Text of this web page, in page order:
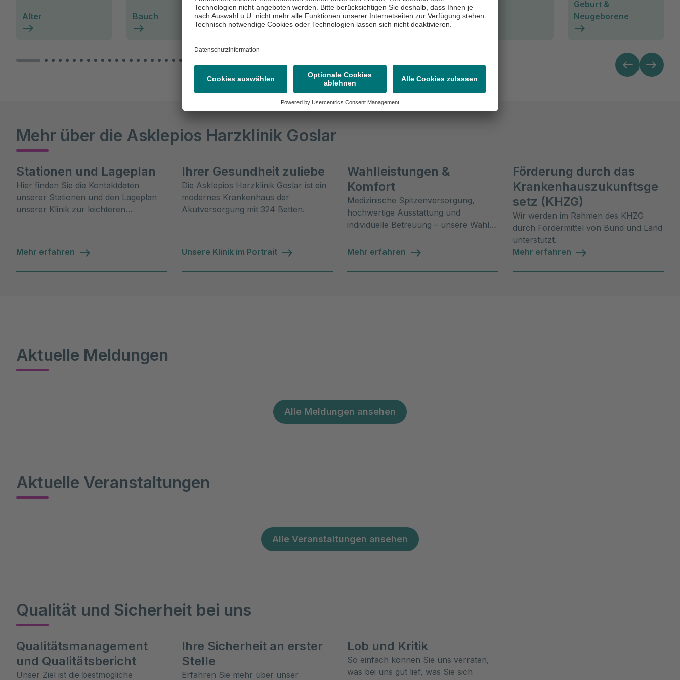
Alter Bauch
Binde- und
Stützgewebe
Blut & Lymphsystem Brust
Geburt &
Neugeborene
Mehr über die Asklepios Harzklinik Goslar
Stationen und Lageplan
Hier finden Sie die Kontaktdaten
unserer Stationen und den Lageplan
unserer Klinik zur leichteren
Mehr erfahren
Ihrer Gesundheit zuliebe
Die Asklepios Harzklinik Goslar ist ein
modernes Krankenhaus der
Akutversorgung mit 324 Betten.
Unsere Klinik im Portrait
Wahlleistungen &
Komfort
Medizinische Spitzenversorgung,
hochwertige Ausstattung und
individuelle Betreuung – unsere Wahl-
Mehr erfahren
Förderung durch das
Krankenhauszukunftsge
setz (KHZG)
Wir werden im Rahmen des KHZG
durch Fördermittel von Bund und Land
unterstützt.
Mehr erfahren
Aktuelle Meldungen
Alle Meldungen ansehen
Aktuelle Veranstaltungen
Alle Veranstaltungen ansehen
Qualität und Sicherheit bei uns
Qualitätsmanagement
und Qualitätsbericht
Unser Ziel ist die bestmögliche
Ihre Sicherheit an erster
Stelle
Erfahren Sie mehr über unser
Lob und Kritik
So einfach können Sie uns verraten,
was bei uns gut lief, was Sie sich